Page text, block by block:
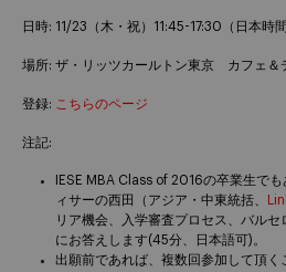
日時: 11/23（木・祝）11:45-17:30（日本時間
場所: ザ・リッツカールトン東京 カフェ＆
登録: こちらのページ
注記:
IESE MBA Class of 2016の卒業生で
ィサーの西田（アジア・中東統括、
リア機会、入学審査プロセス、バル
にお答えします(45分、日本語可)。
出願前であれば、複数回参加して頂